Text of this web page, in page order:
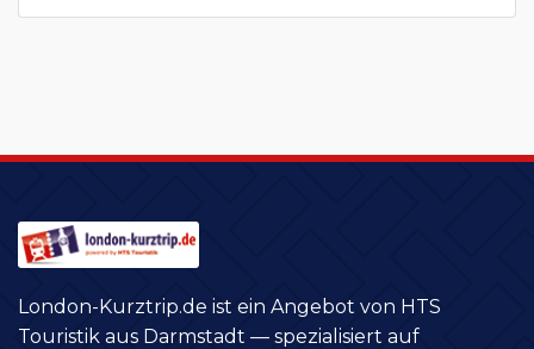
London-Kurztrip.de ist ein Angebot von HTS
Touristik aus Darmstadt — spezialisiert auf